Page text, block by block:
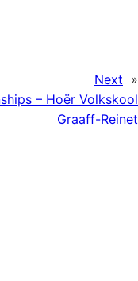
Next »
– Hoër Volkskool
Graaff-Reinet